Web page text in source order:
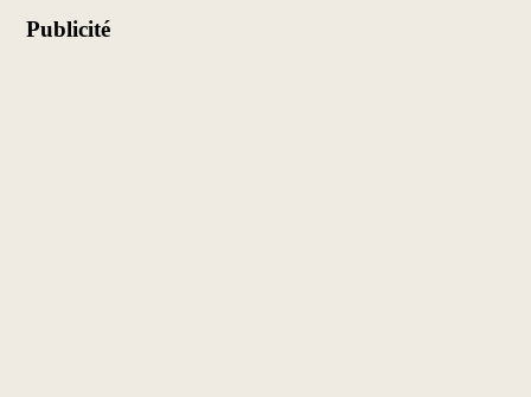
Publicité